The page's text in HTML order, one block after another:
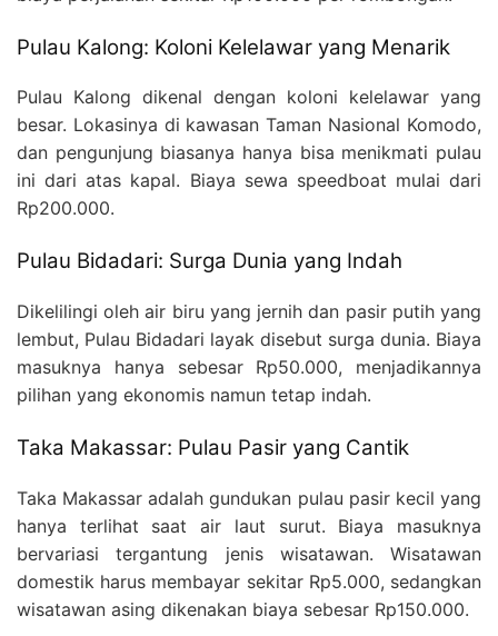
Pulau Kalong: Koloni Kelelawar yang Menarik
Pulau Kalong dikenal dengan koloni kelelawar yang
besar. Lokasinya di kawasan Taman Nasional Komodo,
dan pengunjung biasanya hanya bisa menikmati pulau
ini dari atas kapal. Biaya sewa speedboat mulai dari
Rp200.000.
Pulau Bidadari: Surga Dunia yang Indah
Dikelilingi oleh air biru yang jernih dan pasir putih yang
lembut, Pulau Bidadari layak disebut surga dunia. Biaya
masuknya hanya sebesar Rp50.000, menjadikannya
pilihan yang ekonomis namun tetap indah.
Taka Makassar: Pulau Pasir yang Cantik
Taka Makassar adalah gundukan pulau pasir kecil yang
hanya terlihat saat air laut surut. Biaya masuknya
bervariasi tergantung jenis wisatawan. Wisatawan
domestik harus membayar sekitar Rp5.000, sedangkan
wisatawan asing dikenakan biaya sebesar Rp150.000.